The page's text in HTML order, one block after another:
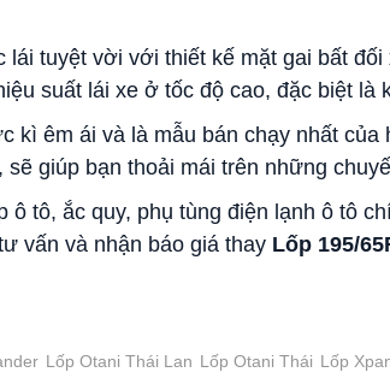
lái tuyệt vời với thiết kế mặt gai bất
suất lái xe ở tốc độ cao, đặc biệt là
kì êm ái và là mẫu bán chạy nhất của
giúp bạn thoải mái trên những
ô tô, ắc quy, phụ tùng điện lạnh ô tô
vấn và nhận báo giá thay Lốp 195/
Lốp Otani Thái Lan Lốp Otani Thái Lốp